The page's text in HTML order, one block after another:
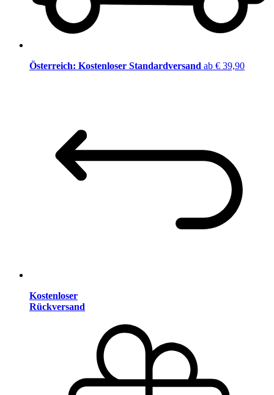
Österreich: Kostenloser Standardversand ab € 39,90
Kostenloser
Rückversand